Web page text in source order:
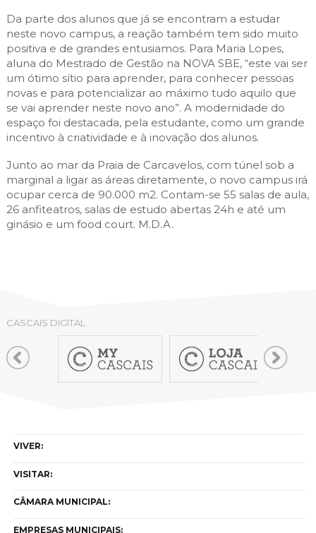
Da parte dos alunos que já se encontram a estudar
neste novo campus, a reação também tem sido muito
positiva e de grandes entusiamos. Para Maria Lopes,
aluna do Mestrado de Gestão na NOVA SBE, “este vai ser
um ótimo sítio para aprender, para conhecer pessoas
novas e para potencializar ao máximo tudo aquilo que
se vai aprender neste novo ano”. A modernidade do
espaço foi destacada, pela estudante, como um grande
incentivo à criatividade e à inovação dos alunos.
Junto ao mar da Praia de Carcavelos, com túnel sob a
marginal a ligar as áreas diretamente, o novo campus irá
ocupar cerca de 90.000 m2. Contam-se 55 salas de aula,
26 anfiteatros, salas de estudo abertas 24h e até um
ginásio e um food court. M.D.A.
CASCAIS DIGITAL
VIVER:
VISITAR:
CÂMARA MUNICIPAL:
EMPRESAS MUNICIPAIS: